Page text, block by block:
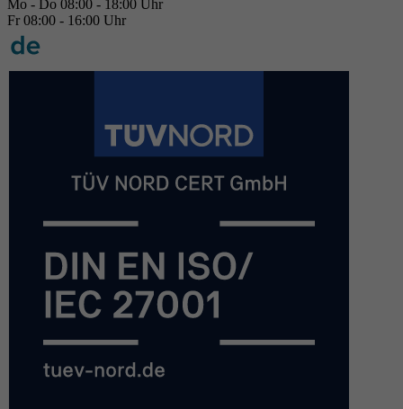
Mo - Do 08:00 - 18:00 Uhr
Fr 08:00 - 16:00 Uhr